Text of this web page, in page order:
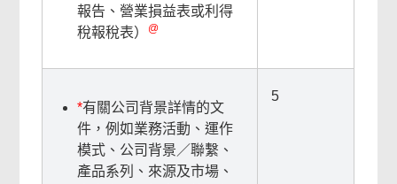
報告、營業損益表或利得
稅報稅表）
@
*有關公司背景詳情的文
件，例如業務活動、運作
模式、公司背景／聯繫、
產品系列、來源及市場、
5